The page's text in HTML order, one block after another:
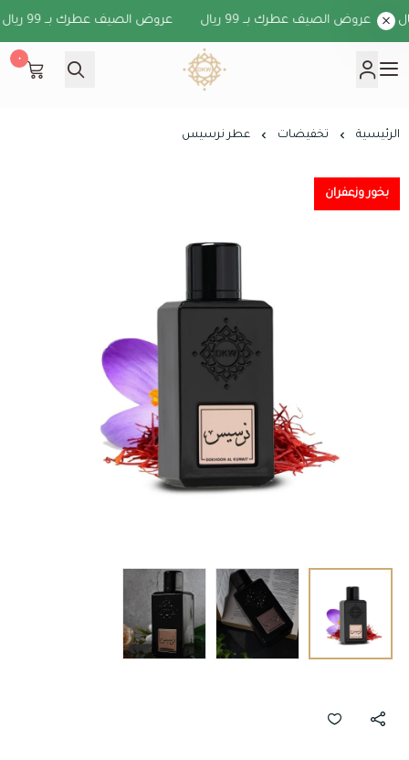
عروض الصيف عطرك بــ 99 ريال عروض الصيف عطرك بــ 99 ريال
دخون الكويت
٠
الرئيسية تخفيضات عطر نرسيس
بخور وزعفران